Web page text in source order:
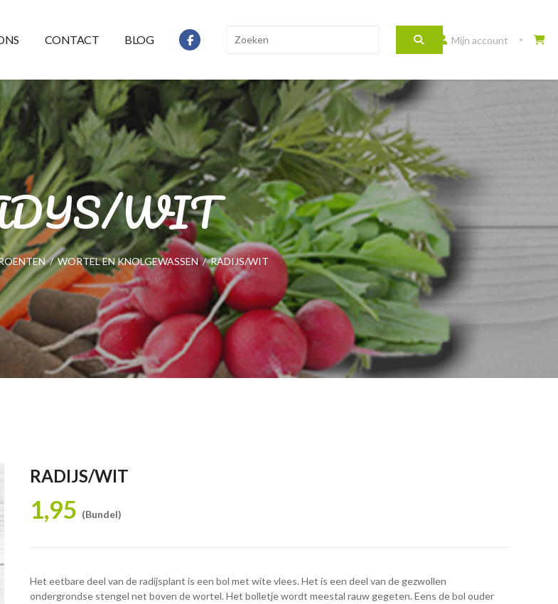
CONTACT BLOG Mijn account
WIT
/ WORTEL EN KNOLGEWASSEN / RADIJS/WIT
RADIJS/WIT
1,95 (Bundel)
Het eetbare deel van de radijsplant is een bol met wite vlees. Het is een deel van de gezwollen
ondergrondse stengel net boven de wortel. Het bolletje wordt meestal rauw gegeten. Eens de bol ouder